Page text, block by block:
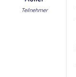
Teilnehmer